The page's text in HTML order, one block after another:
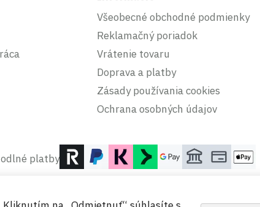
Všeobecné obchodné podmienky
Reklamačný poriadok
Vrátenie tovaru
Doprava a platby
Zásady používania cookies
Ochrana osobných údajov
platby